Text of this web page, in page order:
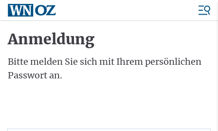
Anmeldung
Bitte melden Sie sich mit Ihrem persönlichen
Passwort an.